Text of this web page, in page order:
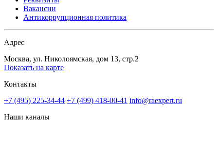
Вакансии
Антикоррупционная политика
Адрес
Москва, ул. Николоямская, дом 13, стр.2
Показать на карте
Контакты
+7 (495) 225-34-44 +7 (499) 418-00-41 info@raexpert.ru
Наши каналы